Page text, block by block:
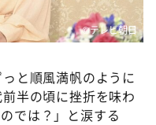
©テレビ朝日
と順風満帆のように
半の頃に挫折を味わ
では？」と涙する